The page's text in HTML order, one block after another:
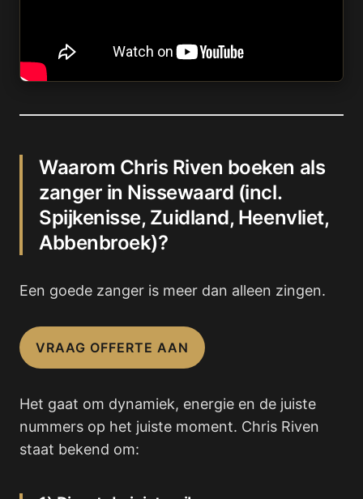
Waarom Chris Riven boeken als
zanger in Nissewaard (incl.
Spijkenisse, Zuidland, Heenvliet,
Abbenbroek)?
Een goede zanger is meer dan alleen zingen.
VRAAG OFFERTE AAN
Het gaat om dynamiek, energie en de juiste
nummers op het juiste moment. Chris Riven
staat bekend om: